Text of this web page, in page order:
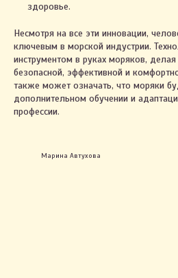
здоровье.
Несмотря на все эти инновации,
ключевым в морской индустрии.
инструментом в руках моряков,
безопасной, эффективной и
также может означать, что моряки
дополнительном обучении и
профессии.
Марина Автухова